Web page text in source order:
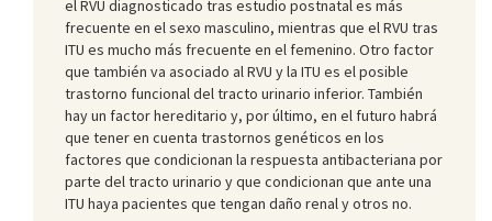
el RVU diagnosticado tras estudio postnatal es más
frecuente en el sexo masculino, mientras que el RVU tras
ITU es mucho más frecuente en el femenino. Otro factor
que también va asociado al RVU y la ITU es el posible
trastorno funcional del tracto urinario inferior. También
hay un factor hereditario y, por último, en el futuro habrá
que tener en cuenta trastornos genéticos en los
factores que condicionan la respuesta antibacteriana por
parte del tracto urinario y que condicionan que ante una
ITU haya pacientes que tengan daño renal y otros no.